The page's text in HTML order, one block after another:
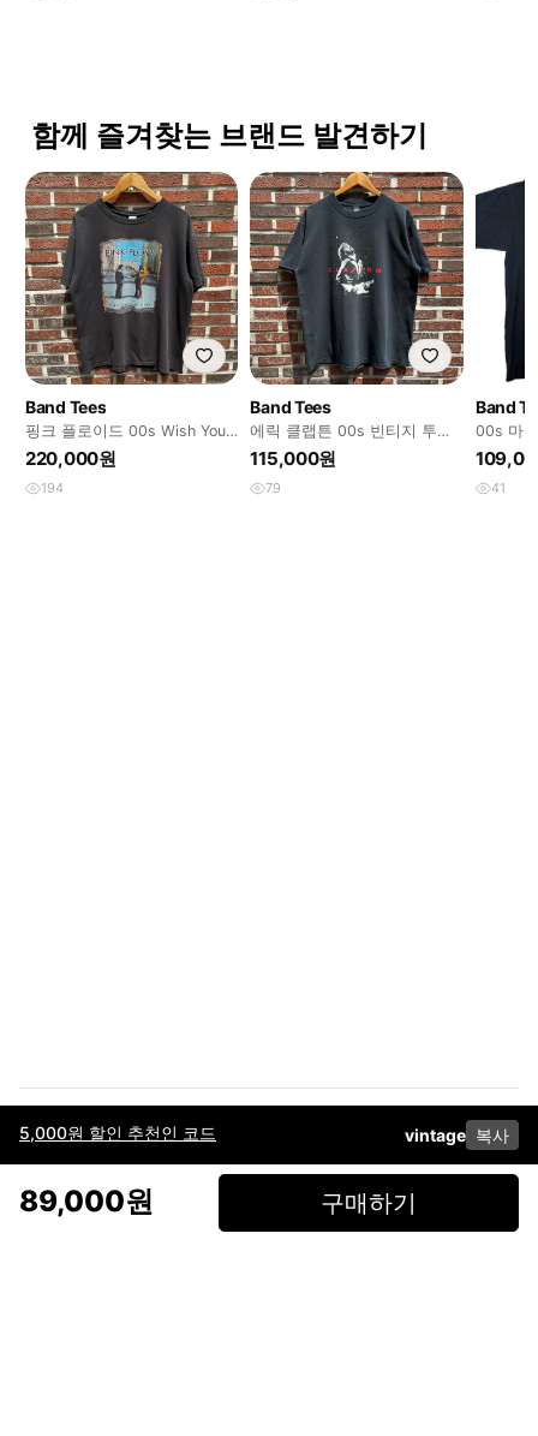
5,000원 할인 추천인 코드 vintage 복사
89,000원 구매하기
함께 즐겨찾는 브랜드 발견하기
Band Tees
핑크 플로이드 00s Wish You
Were Here 빈티지 티셔츠
220,000원
194
Band Tees
에릭 클랩튼 00s 빈티지 투어
티셔츠
115,000원
79
Band
00s 마
davis 티
41
이용약관고객센터판매개인정보 처리방침사업자 정보다운로드
페이스북